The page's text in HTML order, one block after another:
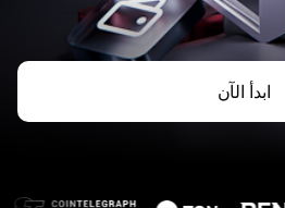
ابدأ الآن